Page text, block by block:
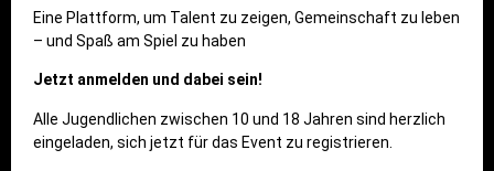
Eine Plattform, um Talent zu zeigen, Gemeinschaft zu leben
– und Spaß am Spiel zu haben
Jetzt anmelden und dabei sein!
Alle Jugendlichen zwischen 10 und 18 Jahren sind herzlich
eingeladen, sich jetzt für das Event zu registrieren.